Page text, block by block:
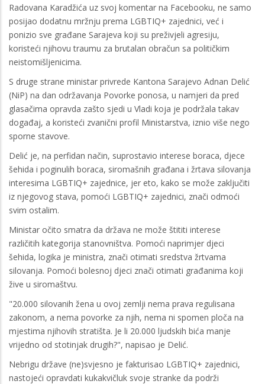
Radovana Karadžića uz svoj komentar na Facebooku, ne samo
posijao dodatnu mržnju prema LGBTIQ+ zajednici, već i
ponizio sve građane Sarajeva koji su preživjeli agresiju,
koristeći njihovu traumu za brutalan obračun sa političkim
neistomišljenicima.
S druge strane ministar privrede Kantona Sarajevo Adnan Delić
(NiP) na dan održavanja Povorke ponosa, u namjeri da pred
glasačima opravda zašto sjedi u Vladi koja je podržala takav
događaj, a koristeći zvanični profil Ministarstva, iznio više nego
sporne stavove.
Delić je, na perfidan način, suprostavio interese boraca, djece
šehida i poginulih boraca, siromašnih građana i žrtava silovanja
interesima LGBTIQ+ zajednice, jer eto, kako se može zaključiti
iz njegovog stava, pomoći LGBTIQ+ zajednici, znači odmoći
svim ostalim.
Ministar očito smatra da država ne može štititi interese
različitih kategorija stanovništva. Pomoći naprimjer djeci
šehida, logika je ministra, znači otimati sredstva žrtvama
silovanja. Pomoći bolesnoj djeci znači otimati građanima koji
žive u siromaštvu.
"20.000 silovanih žena u ovoj zemlji nema prava regulisana
zakonom, a nema povorke za njih, nema ni spomen ploča na
mjestima njihovih stratišta. Je li 20.000 ljudskih bića manje
vrijedno od stotinjak drugih?", napisao je Delić.
Nebrigu države (ne)svjesno je fakturisao LGBTIQ+ zajednici,
nastojeći opravdati kukakvičluk svoje stranke da podrži